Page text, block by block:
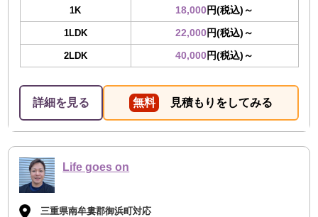
1K 18,000円(税込)～
1LDK 22,000円(税込)～
2LDK 40,000円(税込)～
詳細を見る 無料 見積もりをしてみる
Life goes on
三重県南牟婁郡御浜町対応